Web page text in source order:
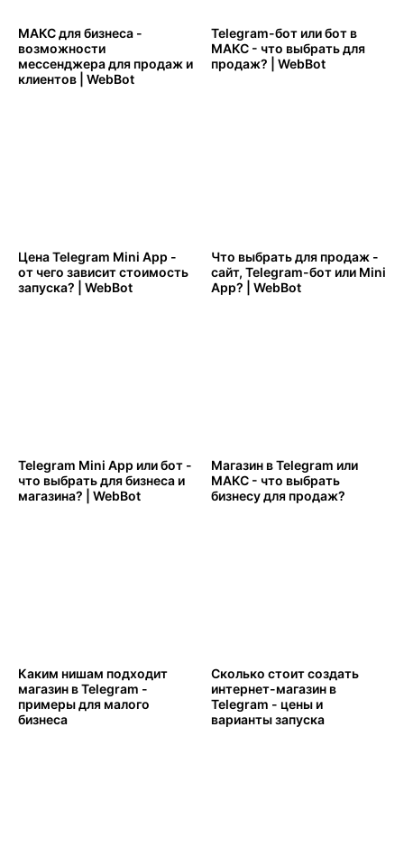
MАКС для бизнеса -
возможности
мессенджера для продаж и
клиентов | WebBot
Telegram-бот или бот в
MАКС - что выбрать для
продаж? | WebBot
Цена Telegram Mini App -
от чего зависит стоимость
запуска? | WebBot
Что выбрать для продаж -
сайт, Telegram-бот или Mini
App? | WebBot
Telegram Mini App или бот -
что выбрать для бизнеса и
магазина? | WebBot
Магазин в Telegram или
МАКС - что выбрать
бизнесу для продаж?
Каким нишам подходит
магазин в Telegram -
примеры для малого
бизнеса
Сколько стоит создать
интернет-магазин в
Telegram - цены и
варианты запуска